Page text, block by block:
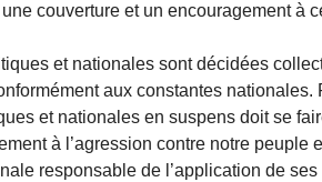
couverture et un encouragement à
et nationales sont décidées
aux constantes nationales.
et nationales en suspens doit se
à l’agression contre notre peuple
responsable de l’application de